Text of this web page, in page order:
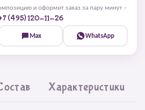
и оформит заказ за пару минут –
(495) 120-11-26
Max WhatsApp
Характеристики